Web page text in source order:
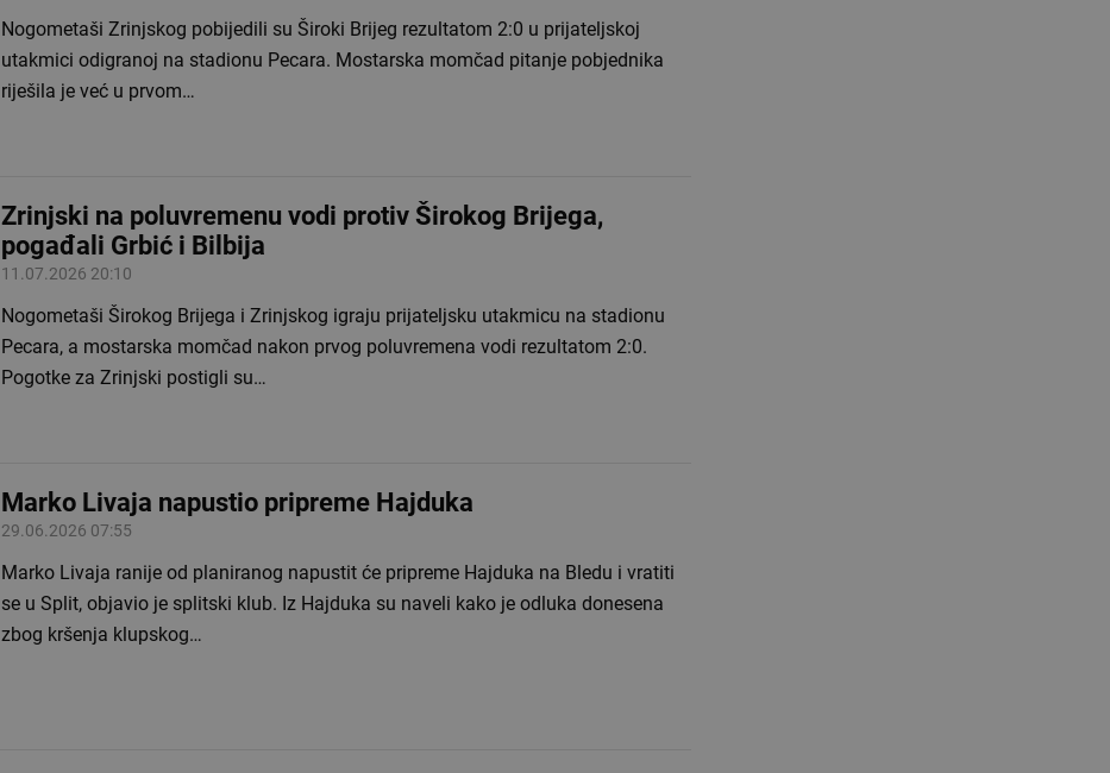
Nogometaši Zrinjskog pobijedili su Široki Brijeg rezultatom 2:0 u prijateljskoj
utakmici odigranoj na stadionu Pecara. Mostarska momčad pitanje pobjednika
riješila je već u prvom…
Zrinjski na poluvremenu vodi protiv Širokog Brijega,
pogađali Grbić i Bilbija
11.07.2026 20:10
Nogometaši Širokog Brijega i Zrinjskog igraju prijateljsku utakmicu na stadionu
Pecara, a mostarska momčad nakon prvog poluvremena vodi rezultatom 2:0.
Pogotke za Zrinjski postigli su…
Marko Livaja napustio pripreme Hajduka
29.06.2026 07:55
Marko Livaja ranije od planiranog napustit će pripreme Hajduka na Bledu i vratiti
se u Split, objavio je splitski klub. Iz Hajduka su naveli kako je odluka donesena
zbog kršenja klupskog…